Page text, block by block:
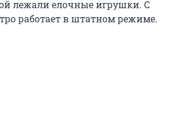
лежали елочные игрушки. С
работает в штатном режиме.